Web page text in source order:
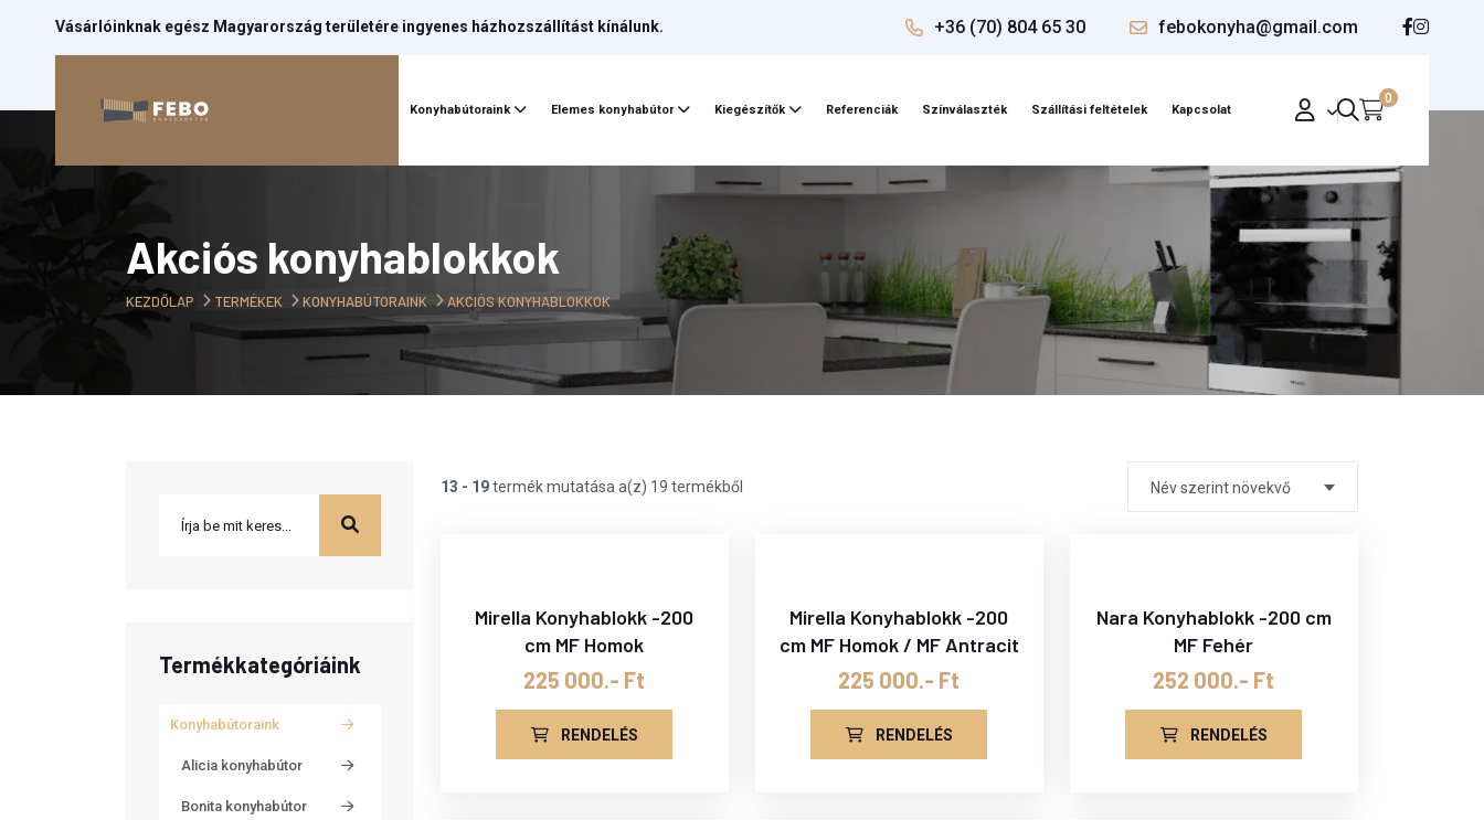
Vásárlóinknak egész Magyarország területére ingyenes házhozszállítást kínálunk. +36 (70) 804 65 30 febokonyha@gmail.com
Konyhabútoraink Elemes konyhabútor Kiegészítők Referenciák Színválaszték Szállítási feltételek Kapcsolat
0
Akciós konyhablokkok
KEZDŐLAP TERMÉKEK KONYHABÚTORAINK AKCIÓS KONYHABLOKKOK
13 - 19termék mutatása a(z) 19 termékből Név szerint növekvő
Mirella Konyhablokk -200
cm MF Homok
225 000.- Ft
RENDELÉS
Mirella Konyhablokk -200
cm MF Homok / MF Antracit
225 000.- Ft
RENDELÉS
Nara Konyhablokk -200 cm
MF Fehér
252 000.- Ft
RENDELÉS
Termékkategóriáink
Konyhabútoraink
Alicia konyhabútor
Bonita konyhabútor